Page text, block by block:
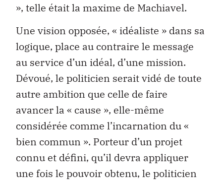
», telle était la maxime de Machiavel.
Une vision opposée, « idéaliste » dans sa
logique, place au contraire le message
au service d’un idéal, d’une mission.
Dévoué, le politicien serait vidé de toute
autre ambition que celle de faire
avancer la « cause », elle-même
considérée comme l’incarnation du «
bien commun ». Porteur d’un projet
connu et défini, qu’il devra appliquer
une fois le pouvoir obtenu, le politicien